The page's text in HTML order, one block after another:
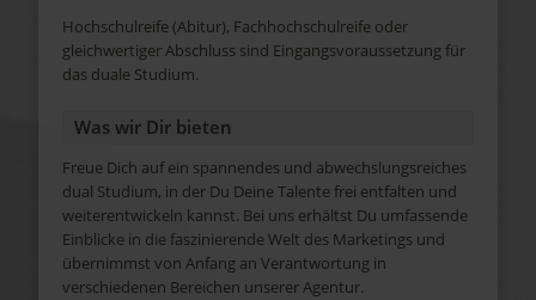
Hochschulreife (Abitur), Fachhochschulreife oder
gleichwertiger Abschluss sind Eingangsvoraussetzung für
das duale Studium.
Was wir Dir bieten
Freue Dich auf ein spannendes und abwechslungsreiches
dual Studium, in der Du Deine Talente frei entfalten und
weiterentwickeln kannst. Bei uns erhältst Du umfassende
Einblicke in die faszinierende Welt des Marketings und
übernimmst von Anfang an Verantwortung in
verschiedenen Bereichen unserer Agentur.